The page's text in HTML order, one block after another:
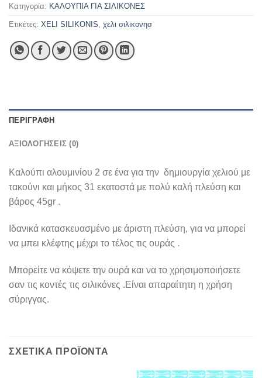
Κατηγορία: ΚΑΛΟΥΠΙΑ ΓΙΑ ΣΙΛΙΚΟΝΕΣ
Ετικέτες: XELI SILIKONIS, χελι σιλικονησ
ΠΕΡΙΓΡΑΦΉ
ΑΞΙΟΛΟΓΉΣΕΙΣ (0)
Καλούπι αλουμινίου 2 σε ένα για την δημιουργία χελιού με
τακούνι και μήκος 31 εκατοστά με πολύ καλή πλεύση και
βάρος 45gr .
Ιδανικά κατασκευασμένο με άριστη πλεύση, για να μπορεί
να μπει κλέφτης μέχρι το τέλος τις ουράς .
Μπορείτε να κόψετε την ουρά και να το χρησιμοποιήσετε
σαν τις κοντές τις σιλικόνες .Είναι απαραίτητη η χρήση
σύριγγας.
ΣΧΕΤΙΚΆ ΠΡΟΪΌΝΤΑ